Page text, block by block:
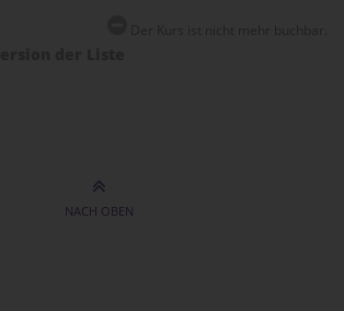
NACH OBEN